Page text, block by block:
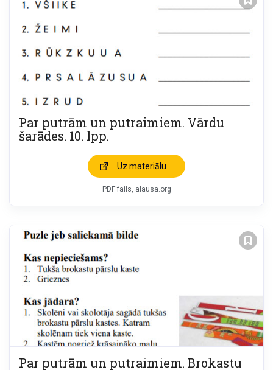
Par putrām un putraimiem. Vārdu
šarādes. 10. lpp.
Uz materiālu
PDF fails, alausa.org
Par putrām un putraimiem. Brokastu